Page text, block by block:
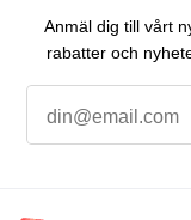
Anmäl dig till vårt
rabatter och